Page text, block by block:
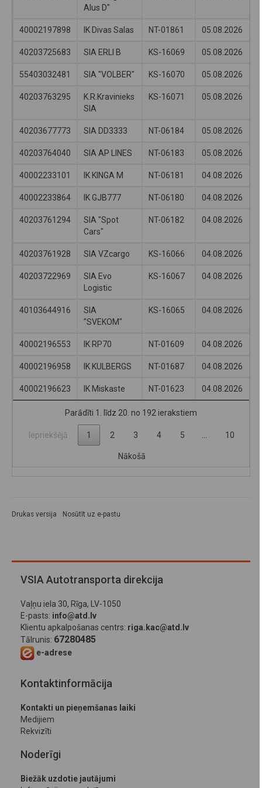
Alus D"
40002197898 IK Divas Salas NT-01861 05.08.2026
40203725683 SIA ERLI B KS-16069 05.08.2026
55403032481 SIA "VOLBER" KS-16070 05.08.2026
40203763295
K.R.Kravinieks
SIA
KS-16071 05.08.2026
40203677773 SIA DD3333 NT-06184 05.08.2026
40203764040 SIA AP LINES NT-06183 05.08.2026
40002233101 IK KINGA M NT-06181 04.08.2026
40002233864 IK GJB777 NT-06180 04.08.2026
40203761294
SIA "Spot
Cars"
NT-06182 04.08.2026
40203761928 SIA VZcargo KS-16066 04.08.2026
40203722969
SIA Evo
Logistic
KS-16067 04.08.2026
40103644916
SIA
"SVEKOM"
KS-16065 04.08.2026
40002196553 IK RP70 NT-01609 04.08.2026
40002196958 IK KULBERGS NT-01687 04.08.2026
40002196623 IK Miskaste NT-01623 04.08.2026
Parādīti 1. līdz 20. no 192 ierakstiem
Iepriekšējā 1 2 3 4 5 … 10
Nākošā
Drukas versija Nosūtīt uz e-pastu
VSIA Autotransporta direkcija
Vaļņu iela 30, Rīga, LV-1050
E-pasts: info@atd.lv
Klientu apkalpošanas centrs: riga.kac@atd.lv
Tālrunis: 67280485
e-adrese
Kontaktinformācija
Kontakti un pieņemšanas laiki
Medijiem
Rekvizīti
Noderīgi
Biežāk uzdotie jautājumi